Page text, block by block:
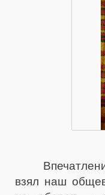
взял наш